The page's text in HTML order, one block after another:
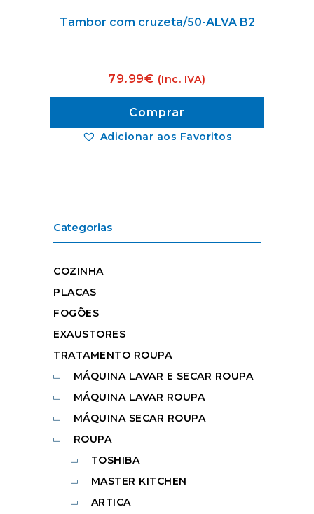
Adicionar aos Favoritos
Tambor com cruzeta/50-ALVA B2
79.99€ (Inc. IVA)
Comprar
Categorias
COZINHA
PLACAS
FOGÕES
EXAUSTORES
TRATAMENTO ROUPA
MÁQUINA LAVAR E SECAR ROUPA
MÁQUINA LAVAR ROUPA
MÁQUINA SECAR ROUPA
ROUPA
TOSHIBA
MASTER KITCHEN
ARTICA